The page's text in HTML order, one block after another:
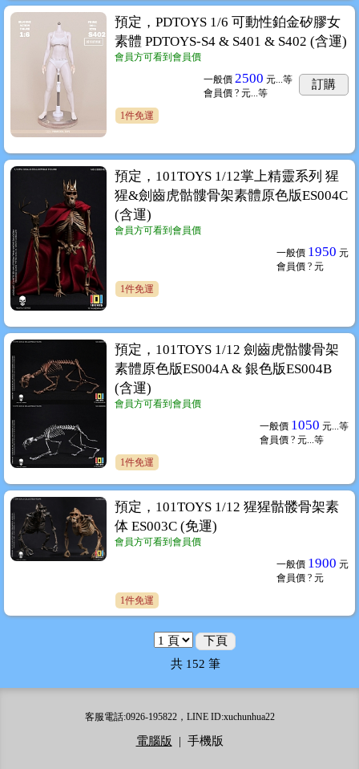
預定，PDTOYS 1/6 可動性鉑金矽膠女
素體 PDTOYS-S4 & S401 & S402 (含運)
會員方可看到會員價
一般價 2500 元...等
會員價 ? 元...等
訂購
1件免運
預定，101TOYS 1/12掌上精靈系列 猩
猩&劍齒虎骷髏骨架素體原色版ES004C
(含運)
會員方可看到會員價
一般價 1950 元
會員價 ? 元
1件免運
預定，101TOYS 1/12 劍齒虎骷髏骨架
素體原色版ES004A & 銀色版ES004B
(含運)
會員方可看到會員價
一般價 1050 元...等
會員價 ? 元...等
1件免運
預定，101TOYS 1/12 猩猩骷髅骨架素
体 ES003C (免運)
會員方可看到會員價
一般價 1900 元
會員價 ? 元
1件免運
下頁
共 152 筆
客服電話:0926-195822，LINE ID:xuchunhua22
電腦版 | 手機版